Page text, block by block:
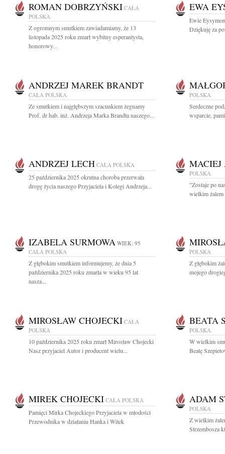
ROMAN DOBRZYŃSKI CAŁA
POLSKA
Z ogromnym smutkiem zawiadamiamy, że 13
listopada 2025 roku zmarł wybitny esperantysta,
honorowy...
EWA
Ewie
Dziękuję za
ANDRZEJ MAREK BRANDT
CAŁA POLSKA
Ze smutkiem i najgłębszym szacunkiem żegnamy
Prof. dr hab. inż. Andrzeja Marka Brandta naszego...
POLSKA
Serdeczne
wsparcie,
ANDRZEJ LECH CAŁA POLSKA
25 października 2025 okrutna choroba przerwała
drogę życia naszego Przyjaciela i Kolegi Andrzeja...
POLSKA
"Zostaje po
wielkim żalem
IZABELA SURMOWA WIEK: 95
CAŁA POLSKA
Z głębokim smutkiem informujemy, że dnia 5
października 2025 roku zmarła w wieku 95 lat
nasza...
POLSKA
Z głębokim
mojego
MIROSŁAW CHOJECKI CAŁA
POLSKA
10 października 2025 roku zmarł Mirosław Chojecki
Nasz przyjaciel Autor i producent wielu...
BEATA
POLSKA
W wielkim
Beatę
MIREK CHOJECKI CAŁA POLSKA
Pamięci Mirka Chojeckiego Przyjaciela w młodości
Przewodnika w działaniu Hanka i Witek
ADAM
POLSKA
Z wielkim
Strzembosza